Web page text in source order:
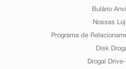
Bulário
Nossas
Programa de
Disk
Drogal